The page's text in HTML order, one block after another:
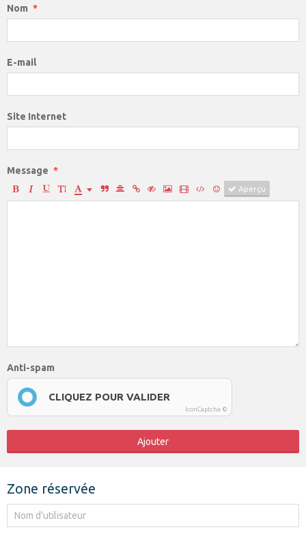
Nom
E-mail
Site Internet
Message
Aperçu
Anti-spam
CLIQUEZ POUR VALIDER
IconCaptcha ©
Ajouter
Zone réservée